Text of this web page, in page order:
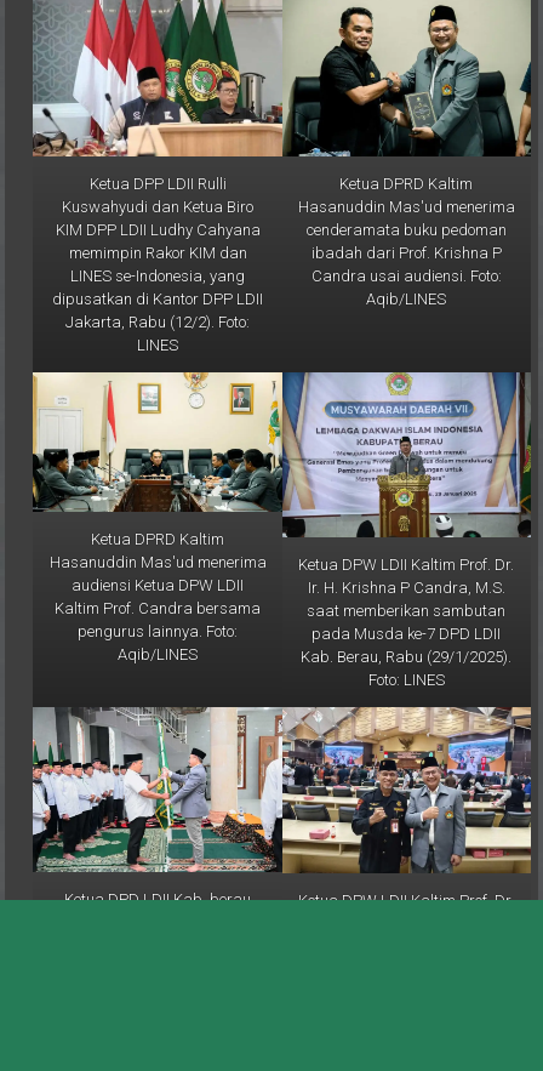
Ketua DPP LDII Rulli
Kuswahyudi dan Ketua Biro
KIM DPP LDII Ludhy Cahyana
memimpin Rakor KIM dan
LINES se-Indonesia, yang
dipusatkan di Kantor DPP LDII
Jakarta, Rabu (12/2). Foto:
LINES
Ketua DPRD Kaltim
Hasanuddin Mas'ud menerima
cenderamata buku pedoman
ibadah dari Prof. Krishna P
Candra usai audiensi. Foto:
Aqib/LINES
Ketua DPRD Kaltim
Hasanuddin Mas'ud menerima
audiensi Ketua DPW LDII
Kaltim Prof. Candra bersama
pengurus lainnya. Foto:
Aqib/LINES
Ketua DPW LDII Kaltim Prof. Dr.
Ir. H. Krishna P Candra, M.S.
saat memberikan sambutan
pada Musda ke-7 DPD LDII
Kab. Berau, Rabu (29/1/2025).
Foto: LINES
Ketua DPD LDII Kab. berau
terpilih Akhmad Yudiansyah
Ketua DPW LDII Kaltim Prof. Dr.
Ir. H. Krishna P Candra (kanan)